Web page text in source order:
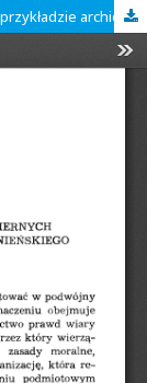
Z badań nad dziejami religijności wiernych na przykładzie archidiakonatu gnieźnieńskiego w początkach XVIII wieku